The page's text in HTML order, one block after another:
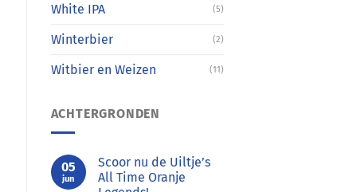
White IPA (5)
Winterbier (2)
Witbier en Weizen (11)
ACHTERGRONDEN
05
jun
Scoor nu de Uiltje’s
All Time Oranje